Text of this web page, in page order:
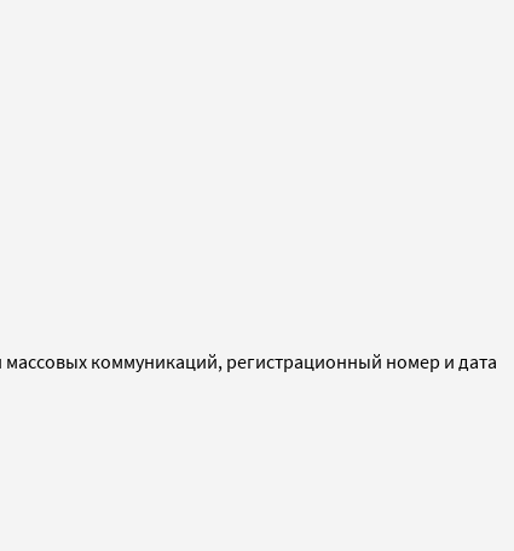
коммуникаций, регистрационный номер и дата